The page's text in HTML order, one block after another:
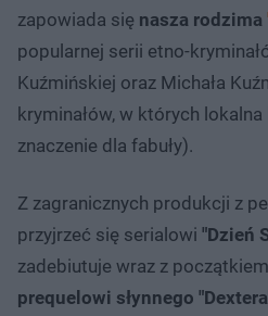
zapowiada się nasza rodzima
popularnej serii etno-
Kuźmińskiej oraz Michała
kryminałów, w których
znaczenie dla fabuły).
Z zagranicznych produkcji z
przyjrzeć się serialowi "Dzień
zadebiutuje wraz z
prequelowi słynnego